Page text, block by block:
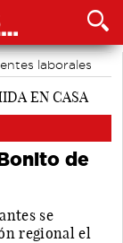
laborales
de
se
regional el